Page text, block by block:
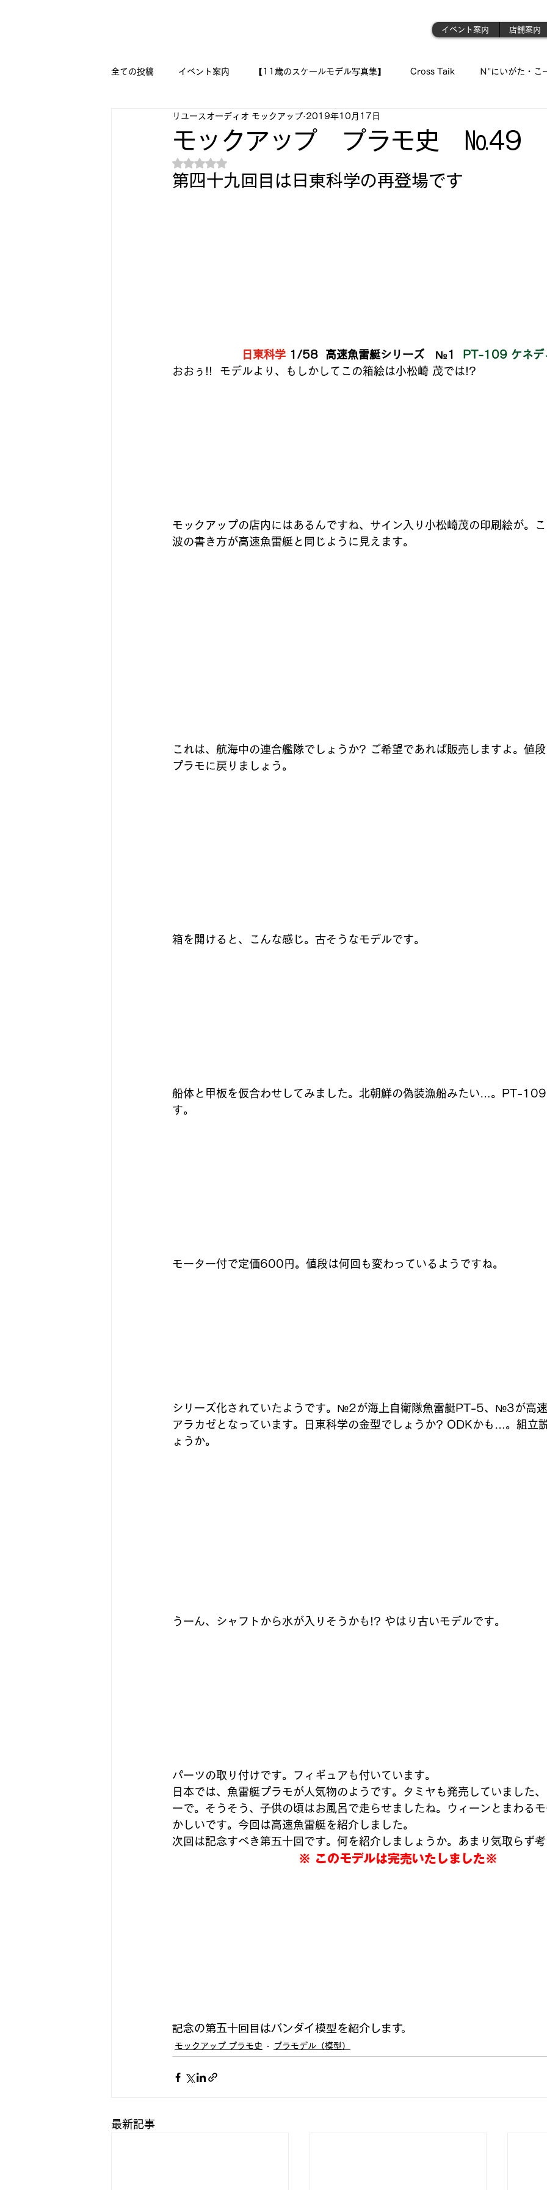
イベント案内 店舗案内
全ての投稿 イベント案内 【11歳のスケールモデル写真集】 Cross Taik Ｎ”にいがた・こ
【二刀流モデラー奮闘記】 Mockupの音波実習室!! 【王国のオーディオ事情】
『今日は美術の時間です!!』
スピーカーユニットを視る なんで・も・っくあっぷ モックアップ プラモ史
モックアップ プラモ史 №49
リユースオーディオ モックアップ 2019年10月17日
5つ星のうちNaNと評価されています。
第四十九回目は日東科学の再登場です
日東科学 1/58  高速魚雷艇シリーズ   №1
PT-109 ケネデ
おおぅ!!  モデルより、もしかしてこの箱絵は小松崎 茂では!?
モックアップの店内にはあるんですね、サイン入り小松崎茂の印刷絵が。
波の書き方が高速魚雷艇と同じように見えます。
これは、航海中の連合艦隊でしょうか? ご希望であれば販売しますよ。値
プラモに戻りましょう。
箱を開けると、こんな感じ。古そうなモデルです。
船体と甲板を仮合わせしてみました。北朝鮮の偽装漁船みたい…。PT-
す。
モーター付で定価600円。値段は何回も変わっているようですね。
シリーズ化されていたようです。№2が海上自衛隊魚雷艇PT-5、№3が高
アラカゼとなっています。日東科学の金型でしょうか? ODKかも…。組立
ょうか。
うーん、シャフトから水が入りそうかも!? やはり古いモデルです。
パーツの取り付けです。フィギュアも付いています。
日本では、魚雷艇プラモが人気物のようです。タミヤも発売していました
ーで。そうそう、子供の頃はお風呂で走らせましたね。ウィーンとまわる
かしいです。今回は高速魚雷艇を紹介しました。
次回は記念すべき第五十回です。何を紹介しましょうか。あまり気取らず
※ このモデルは完売いたしました※
記念の第五十回目はバンダイ模型を紹介します。
モックアップ プラモ史 プラモデル（模型）
最新記事